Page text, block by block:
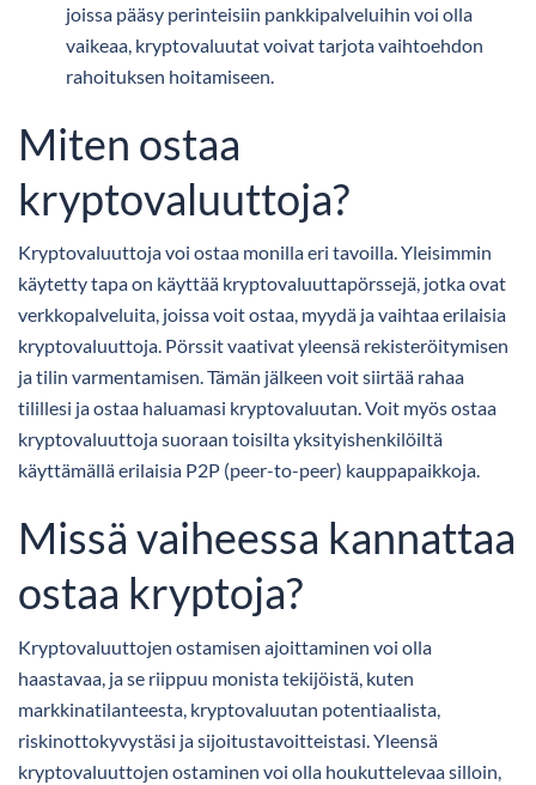
joissa pääsy perinteisiin pankkipalveluihin voi olla
vaikeaa, kryptovaluutat voivat tarjota vaihtoehdon
rahoituksen hoitamiseen.
Miten ostaa
kryptovaluuttoja?
Kryptovaluuttoja voi ostaa monilla eri tavoilla. Yleisimmin
käytetty tapa on käyttää kryptovaluuttapörssejä, jotka ovat
verkkopalveluita, joissa voit ostaa, myydä ja vaihtaa erilaisia
kryptovaluuttoja. Pörssit vaativat yleensä rekisteröitymisen
ja tilin varmentamisen. Tämän jälkeen voit siirtää rahaa
tilillesi ja ostaa haluamasi kryptovaluutan. Voit myös ostaa
kryptovaluuttoja suoraan toisilta yksityishenkilöiltä
käyttämällä erilaisia P2P (peer-to-peer) kauppapaikkoja.
Missä vaiheessa kannattaa
ostaa kryptoja?
Kryptovaluuttojen ostamisen ajoittaminen voi olla
haastavaa, ja se riippuu monista tekijöistä, kuten
markkinatilanteesta, kryptovaluutan potentiaalista,
riskinottokyvystäsi ja sijoitustavoitteistasi. Yleensä
kryptovaluuttojen ostaminen voi olla houkuttelevaa silloin,